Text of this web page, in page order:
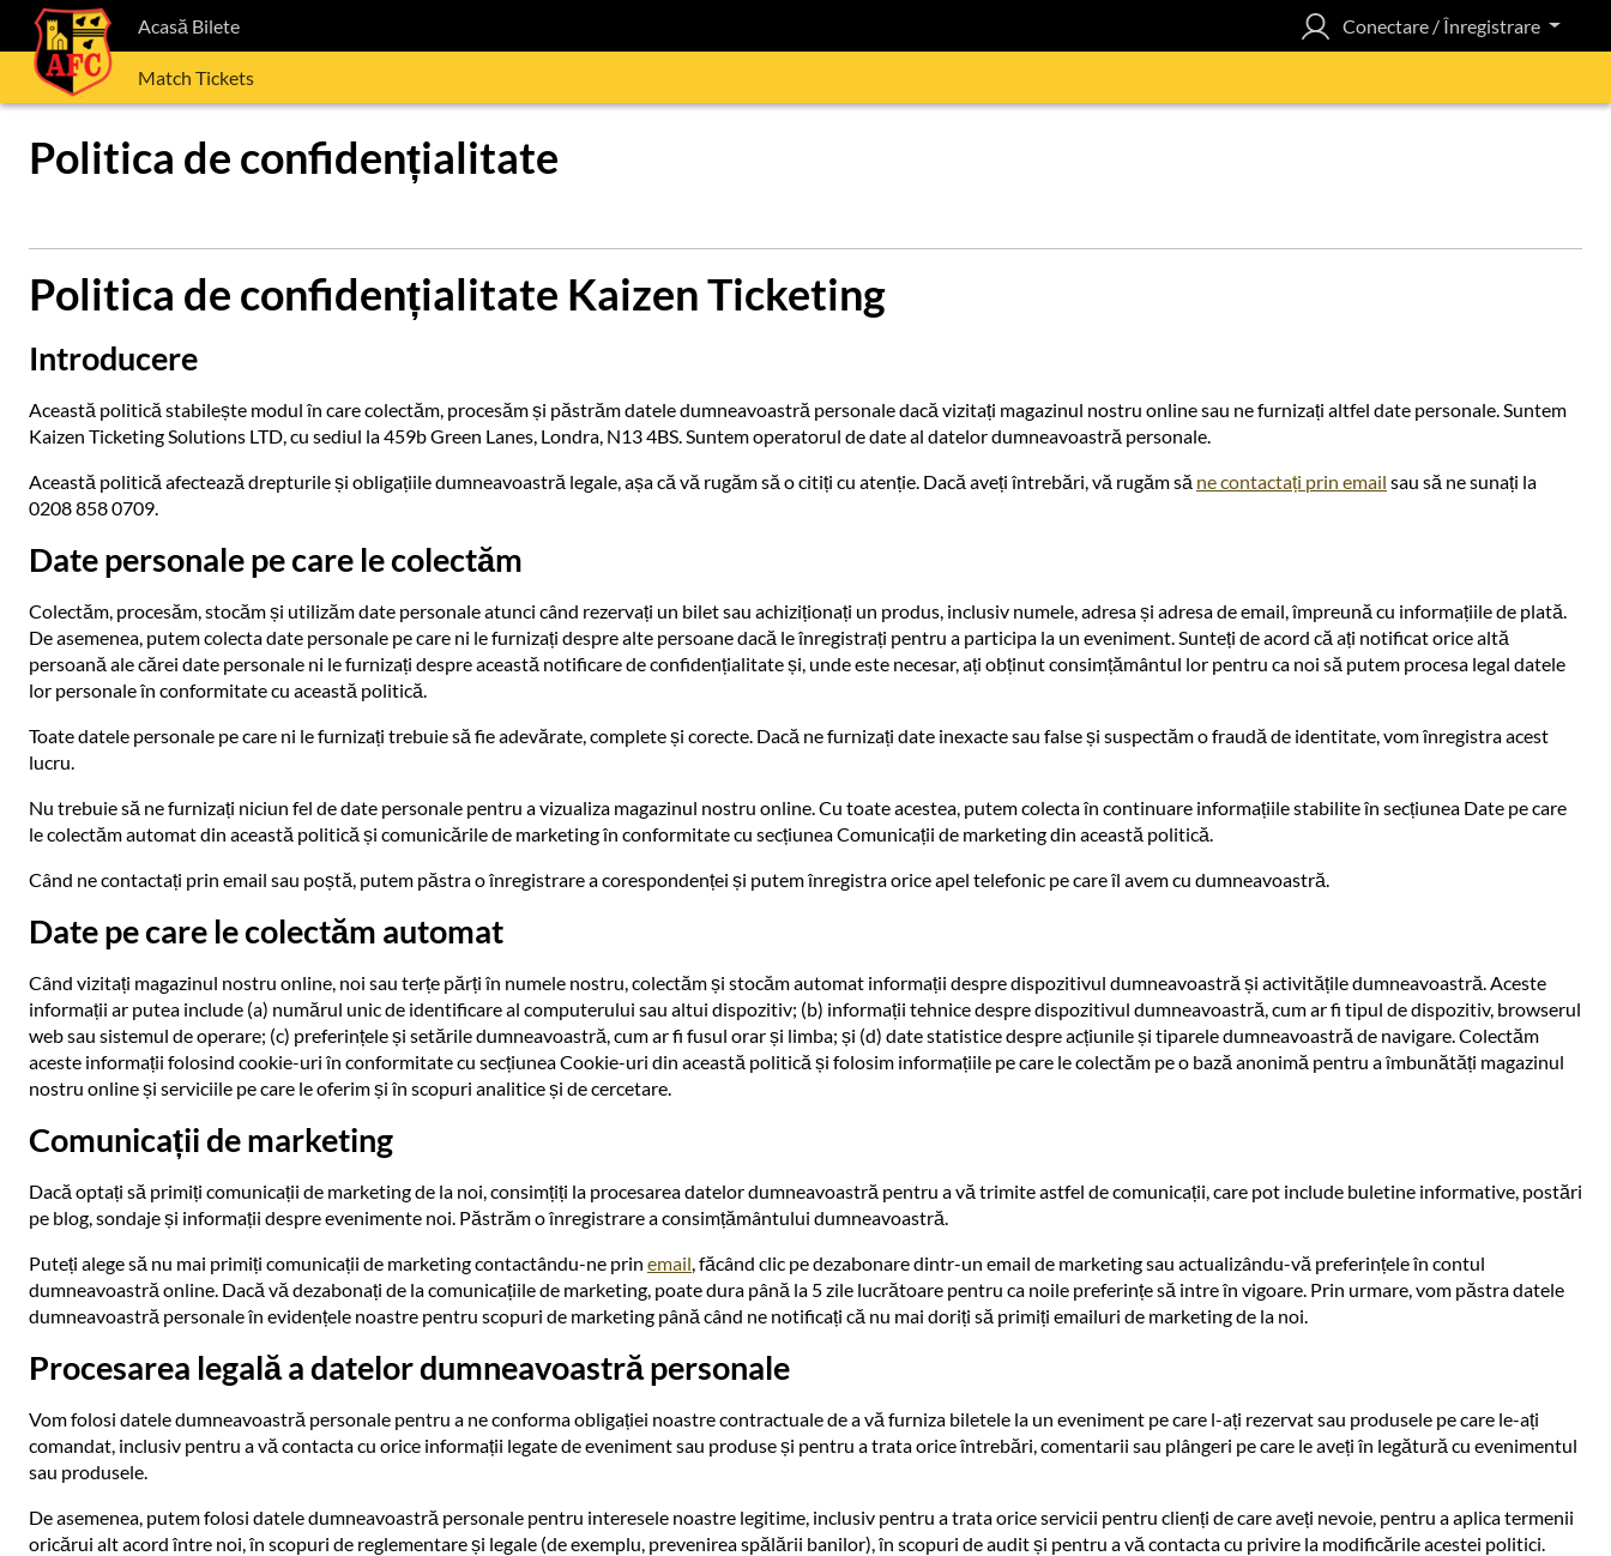
Acasă Bilete Conectare / Înregistrare
Match Tickets
Politica de confidențialitate
Politica de confidențialitate Kaizen Ticketing
Introducere
Această politică stabilește modul în care colectăm, procesăm și păstrăm datele dumneavoastră personale dacă vizitați magazinul nostru online sau ne furnizați altfel date personale. Suntem
Kaizen Ticketing Solutions LTD, cu sediul la 459b Green Lanes, Londra, N13 4BS. Suntem operatorul de date al datelor dumneavoastră personale.
Această politică afectează drepturile și obligațiile dumneavoastră legale, așa că vă rugăm să o citiți cu atenție. Dacă aveți întrebări, vă rugăm să ne contactați prin email sau să ne sunați la
0208 858 0709.
Date personale pe care le colectăm
Colectăm, procesăm, stocăm și utilizăm date personale atunci când rezervați un bilet sau achiziționați un produs, inclusiv numele, adresa și adresa de email, împreună cu informațiile de plată.
De asemenea, putem colecta date personale pe care ni le furnizați despre alte persoane dacă le înregistrați pentru a participa la un eveniment. Sunteți de acord că ați notificat orice altă
persoană ale cărei date personale ni le furnizați despre această notificare de confidențialitate și, unde este necesar, ați obținut consimțământul lor pentru ca noi să putem procesa legal datele
lor personale în conformitate cu această politică.
Toate datele personale pe care ni le furnizați trebuie să fie adevărate, complete și corecte. Dacă ne furnizați date inexacte sau false și suspectăm o fraudă de identitate, vom înregistra acest
lucru.
Nu trebuie să ne furnizați niciun fel de date personale pentru a vizualiza magazinul nostru online. Cu toate acestea, putem colecta în continuare informațiile stabilite în secțiunea Date pe care
le colectăm automat din această politică și comunicările de marketing în conformitate cu secțiunea Comunicații de marketing din această politică.
Când ne contactați prin email sau poștă, putem păstra o înregistrare a corespondenței și putem înregistra orice apel telefonic pe care îl avem cu dumneavoastră.
Date pe care le colectăm automat
Când vizitați magazinul nostru online, noi sau terțe părți în numele nostru, colectăm și stocăm automat informații despre dispozitivul dumneavoastră și activitățile dumneavoastră. Aceste
informații ar putea include (a) numărul unic de identificare al computerului sau altui dispozitiv; (b) informații tehnice despre dispozitivul dumneavoastră, cum ar fi tipul de dispozitiv, browserul
web sau sistemul de operare; (c) preferințele și setările dumneavoastră, cum ar fi fusul orar și limba; și (d) date statistice despre acțiunile și tiparele dumneavoastră de navigare. Colectăm
aceste informații folosind cookie-uri în conformitate cu secțiunea Cookie-uri din această politică și folosim informațiile pe care le colectăm pe o bază anonimă pentru a îmbunătăți magazinul
nostru online și serviciile pe care le oferim și în scopuri analitice și de cercetare.
Comunicații de marketing
Dacă optați să primiți comunicații de marketing de la noi, consimțiți la procesarea datelor dumneavoastră pentru a vă trimite astfel de comunicații, care pot include buletine informative, postări
pe blog, sondaje și informații despre evenimente noi. Păstrăm o înregistrare a consimțământului dumneavoastră.
Puteți alege să nu mai primiți comunicații de marketing contactându-ne prin email, făcând clic pe dezabonare dintr-un email de marketing sau actualizându-vă preferințele în contul
dumneavoastră online. Dacă vă dezabonați de la comunicațiile de marketing, poate dura până la 5 zile lucrătoare pentru ca noile preferințe să intre în vigoare. Prin urmare, vom păstra datele
dumneavoastră personale în evidențele noastre pentru scopuri de marketing până când ne notificați că nu mai doriți să primiți emailuri de marketing de la noi.
Procesarea legală a datelor dumneavoastră personale
Vom folosi datele dumneavoastră personale pentru a ne conforma obligației noastre contractuale de a vă furniza biletele la un eveniment pe care l-ați rezervat sau produsele pe care le-ați
comandat, inclusiv pentru a vă contacta cu orice informații legate de eveniment sau produse și pentru a trata orice întrebări, comentarii sau plângeri pe care le aveți în legătură cu evenimentul
sau produsele.
De asemenea, putem folosi datele dumneavoastră personale pentru interesele noastre legitime, inclusiv pentru a trata orice servicii pentru clienți de care aveți nevoie, pentru a aplica termenii
oricărui alt acord între noi, în scopuri de reglementare și legale (de exemplu, prevenirea spălării banilor), în scopuri de audit și pentru a vă contacta cu privire la modificările acestei politici.